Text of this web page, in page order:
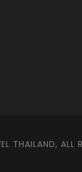
THAILAND, ALL